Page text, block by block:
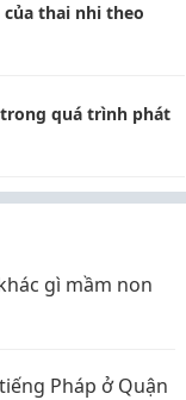
thai nhi theo
quá trình phát
gì mầm non
Pháp ở Quận